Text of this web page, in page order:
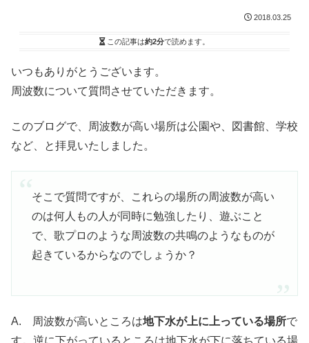
2018.03.25
この記事は約2分で読めます。
いつもありがとうございます。
周波数について質問させていただきます。
このブログで、周波数が高い場所は公園や、図書館、学校
など、と拝見いたしました。
そこで質問ですが、これらの場所の周波数が高い
のは何人もの人が同時に勉強したり、遊ぶこと
で、歌プロのような周波数の共鳴のようなものが
起きているからなのでしょうか？
A. 周波数が高いところは地下水が上に上っている場所で
す。逆に下がっているところは地下水が下に落ちている場